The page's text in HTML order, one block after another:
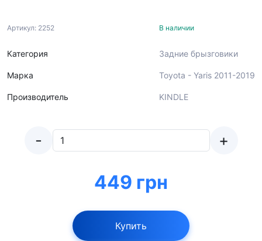
Артикул: 2252
Категория
Марка
Производитель
В наличии
Задние брызговики
Toyota - Yaris 2011-2019
KINDLE
- +
449 грн
Купить